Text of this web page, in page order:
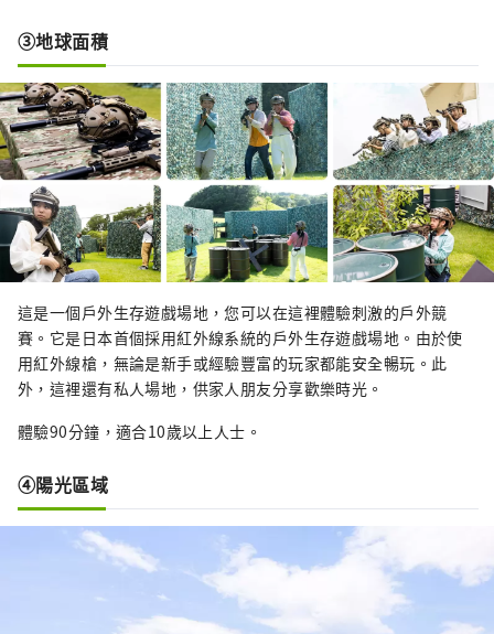
③地球面積
這是一個戶外生存遊戲場地，您可以在這裡體驗刺激的戶外競
賽。它是日本首個採用紅外線系統的戶外生存遊戲場地。由於使
用紅外線槍，無論是新手或經驗豐富的玩家都能安全暢玩。此
外，這裡還有私人場地，供家人朋友分享歡樂時光。
體驗90分鐘，適合10歲以上人士。
④陽光區域